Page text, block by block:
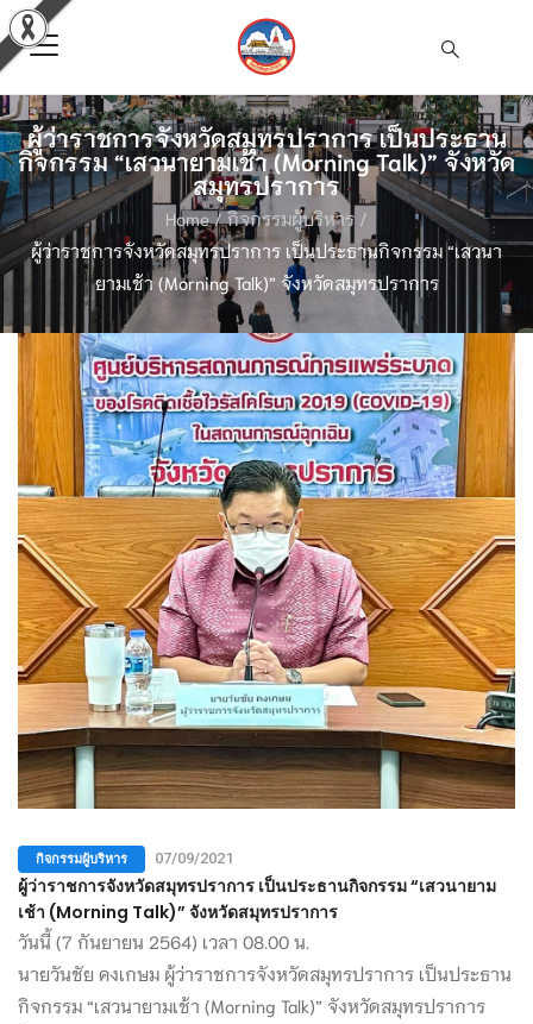
ผู้ว่าราชการจังหวัดสมุทรปราการ เป็นประธาน
กิจกรรม “เสวนายามเช้า (Morning Talk)” จังหวัด
สมุทรปราการ
Home/ กิจกรรมผู้บริหาร /
ผู้ว่าราชการจังหวัดสมุทรปราการ เป็นประธานกิจกรรม “เสวนา
ยามเช้า (Morning Talk)” จังหวัดสมุทรปราการ
กิจกรรมผู้บริหาร 07/09/2021
ผู้ว่าราชการจังหวัดสมุทรปราการ เป็นประธานกิจกรรม “เสวนายาม
เช้า (Morning Talk)” จังหวัดสมุทรปราการ
วันนี้ (7 กันยายน 2564) เวลา 08.00 น.
นายวันชัย คงเกษม ผู้ว่าราชการจังหวัดสมุทรปราการ เป็นประธาน
กิจกรรม “เสวนายามเช้า (Morning Talk)” จังหวัดสมุทรปราการ